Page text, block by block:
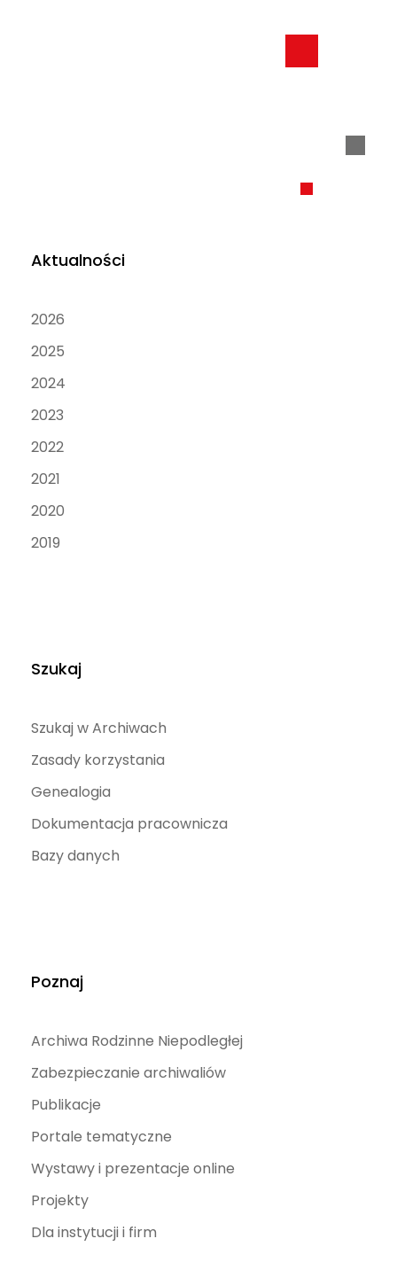
Aktualności
2026
2025
2024
2023
2022
2021
2020
2019
Szukaj
Szukaj w Archiwach
Zasady korzystania
Genealogia
Dokumentacja pracownicza
Bazy danych
Poznaj
Archiwa Rodzinne Niepodległej
Zabezpieczanie archiwaliów
Publikacje
Portale tematyczne
Wystawy i prezentacje online
Projekty
Dla instytucji i firm